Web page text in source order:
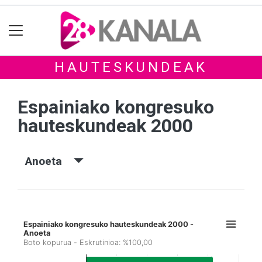
HAUTESKUNDEAK
Espainiako kongresuko
hauteskundeak 2000
Anoeta
Espainiako kongresuko hauteskundeak 2000 -
Anoeta
Boto kopurua - Eskrutinioa: %100,00